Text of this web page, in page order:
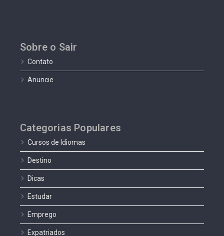
Sobre o Sair
Contato
Anuncie
Categorias Populares
Cursos de Idiomas
Destino
Dicas
Estudar
Emprego
Expatriados